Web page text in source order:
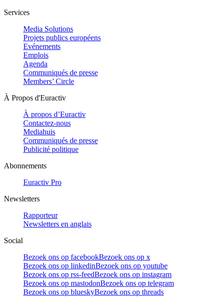
Services
Media Solutions
Projets publics européens
Evénements
Emplois
Agenda
Communiqués de presse
Members’ Circle
À Propos d'Euractiv
À propos d’Euractiv
Contactez-nous
Mediahuis
Communiqués de presse
Publicité politique
Abonnements
Euractiv Pro
Newsletters
Rapporteur
Newsletters en anglais
Social
Bezoek ons op facebookBezoek ons op x
Bezoek ons op linkedinBezoek ons op youtube
Bezoek ons op rss-feedBezoek ons op instagram
Bezoek ons op mastodonBezoek ons op telegram
Bezoek ons op blueskyBezoek ons op threads